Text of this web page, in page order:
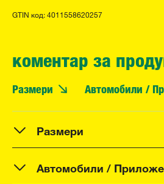
GTIN код: 4011558620257
коментар за
Размери Автомобили /
Размери
Автомобили /